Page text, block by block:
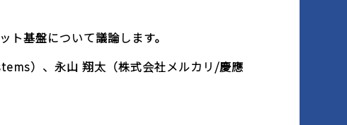
基盤について議論します。
）、永山 翔太（株式会社メルカリ/慶應